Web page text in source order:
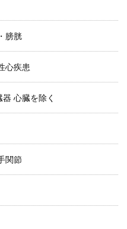
膀胱
心疾患
心臓を除く
関節